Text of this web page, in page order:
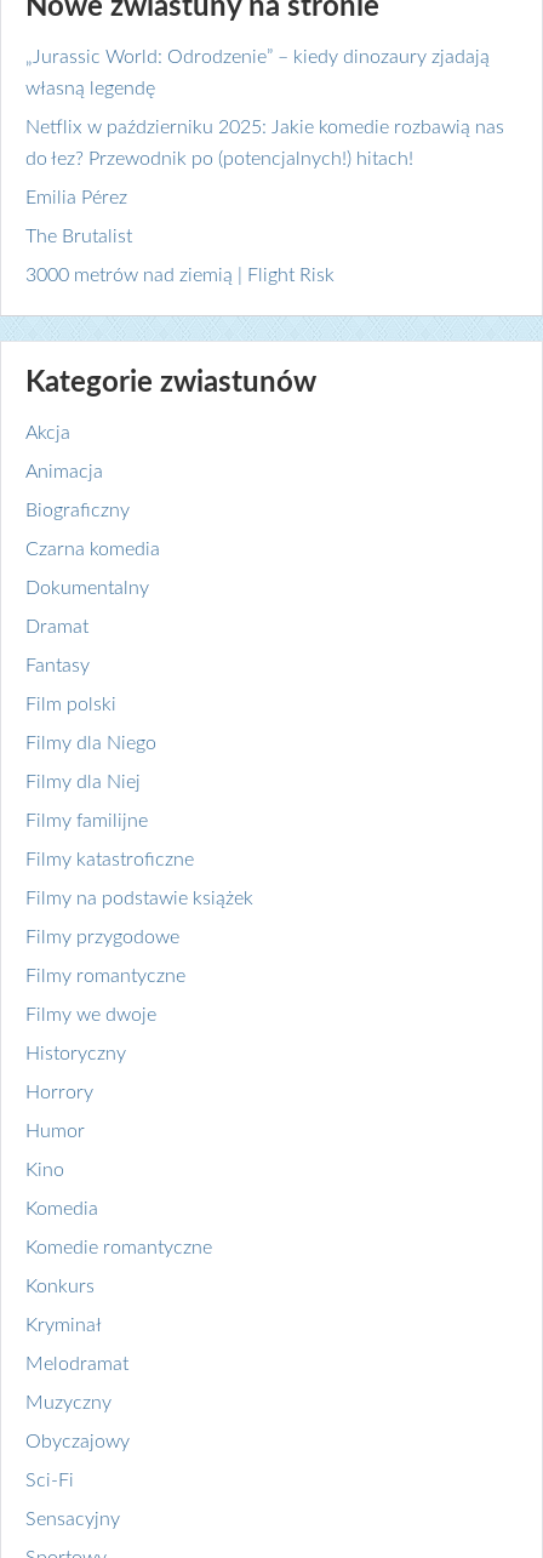
Nowe zwiastuny na stronie
„Jurassic World: Odrodzenie” – kiedy dinozaury zjadają
własną legendę
Netflix w październiku 2025: Jakie komedie rozbawią nas
do łez? Przewodnik po (potencjalnych!) hitach!
Emilia Pérez
The Brutalist
3000 metrów nad ziemią | Flight Risk
Kategorie zwiastunów
Akcja
Animacja
Biograficzny
Czarna komedia
Dokumentalny
Dramat
Fantasy
Film polski
Filmy dla Niego
Filmy dla Niej
Filmy familijne
Filmy katastroficzne
Filmy na podstawie książek
Filmy przygodowe
Filmy romantyczne
Filmy we dwoje
Historyczny
Horrory
Humor
Kino
Komedia
Komedie romantyczne
Konkurs
Kryminał
Melodramat
Muzyczny
Obyczajowy
Sci-Fi
Sensacyjny